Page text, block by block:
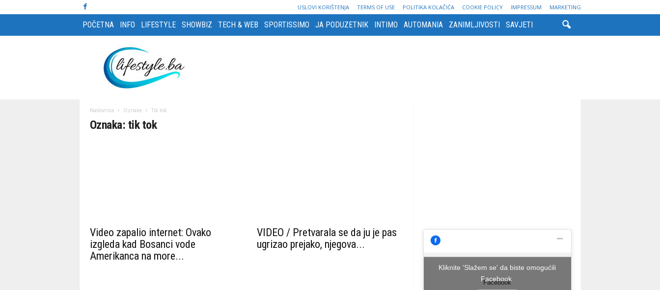
USLOVI KORIŠTENJA TERMS OF USE POLITIKA KOLAČIĆA COOKIE POLICY IMPRESSUM MARKETING
POČETNA INFO LIFESTYLE SHOWBIZ TECH & WEB SPORTISSIMO JA PODUZETNIK INTIMO AUTOMANIA ZANIMLJIVOSTI SAVJETI
Naslovnica Oznake Tik tok
Oznaka: tik tok
Video zapalio internet: Ovako
izgleda kad Bosanci vode
Amerikanca na more...
VIDEO / Pretvarala se da ju je pas
ugrizao prejako, njegova...
Facebook
Kliknite 'Slažem se' da biste omogućili
Facebook